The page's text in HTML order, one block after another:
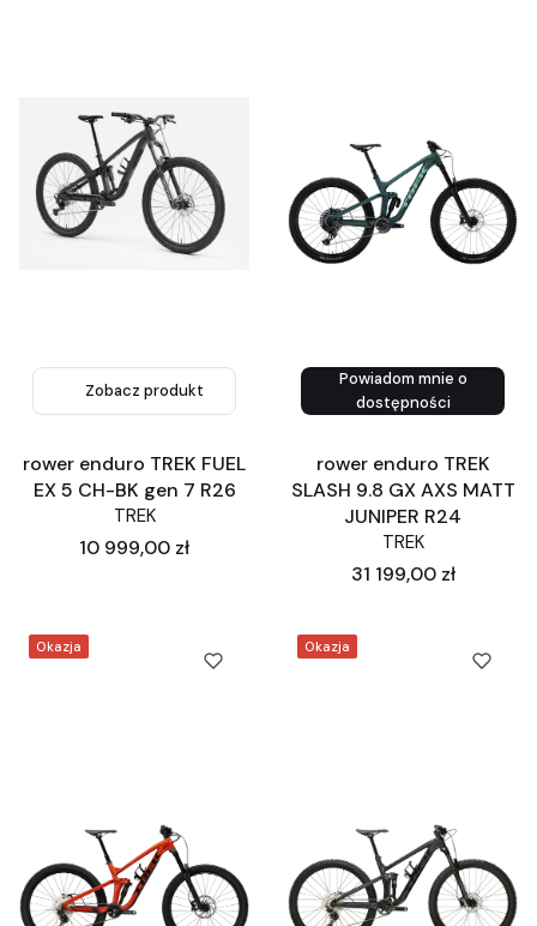
Zobacz produkt
rower enduro TREK FUEL
EX 5 CH-BK gen 7 R26
TREK
Cena
10 999,00 zł
Powiadom mnie o
dostępności
rower enduro TREK
SLASH 9.8 GX AXS MATT
JUNIPER R24
TREK
Cena
31 199,00 zł
Okazja Okazja